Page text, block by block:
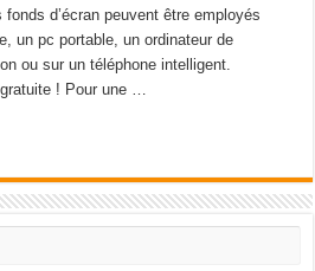
d’écran peuvent être employés
un pc portable, un ordinateur de
ou sur un téléphone intelligent.
! Pour une …